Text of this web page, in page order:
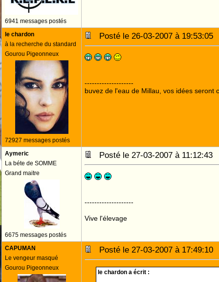
6941 messages postés
le chardon
à la recherche du standard
Gourou Pigeonneux
72927 messages postés
Posté le 26-03-2007 à
--------------------
buvez de l'eau de Millau, vos idées seront
Aymeric
La béte de SOMME
Grand maitre
6675 messages postés
Posté le 27-03-2007 à
--------------------
Vive l'élevage
CAPUMAN
Le vengeur masqué
Gourou Pigeonneux
Posté le 27-03-2007 à
le chardon a écrit :